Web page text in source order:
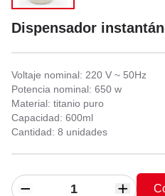
Dispensador
Voltaje nominal: 220 V ~ 50Hz
Potencia nominal: 650 w
Material: titanio puro
Capacidad: 600ml
Cantidad: 8 unidades